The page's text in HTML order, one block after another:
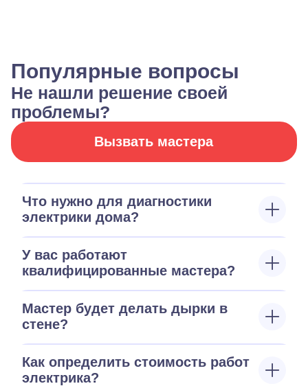
Популярные вопросы
Не нашли решение своей
проблемы?
Вызвать мастера
Что нужно для диагностики
электрики дома?
У вас работают
квалифицированные мастера?
Мастер будет делать дырки в
стене?
Как определить стоимость работ
электрика?